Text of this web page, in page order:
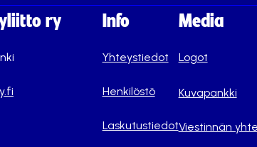
ry Info
Yhteystiedot
Henkilöstö
Laskutustiedot
Media
Logot
Kuvapankki
Viestinnän